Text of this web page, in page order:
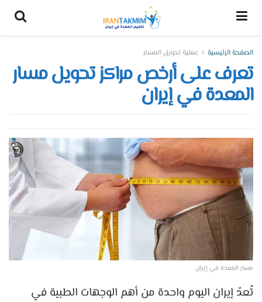
الصفحة الرئيسية عملية تحويل المسار
تعرف على أرخص مراكز تحويل مسار
المعدة في إيران
مسار المعدة في إيران
تُعدّ إيران اليوم واحدة من أهم الوجهات الطبية في